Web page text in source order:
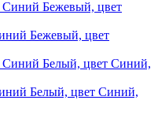
Бежевый, цвет
Белый, цвет Синий,